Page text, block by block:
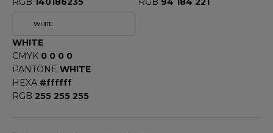
WHITE
WHITE
CMYK 0 0 0 0
PANTONE WHITE
HEXA #ffffff
RGB 255 255 255